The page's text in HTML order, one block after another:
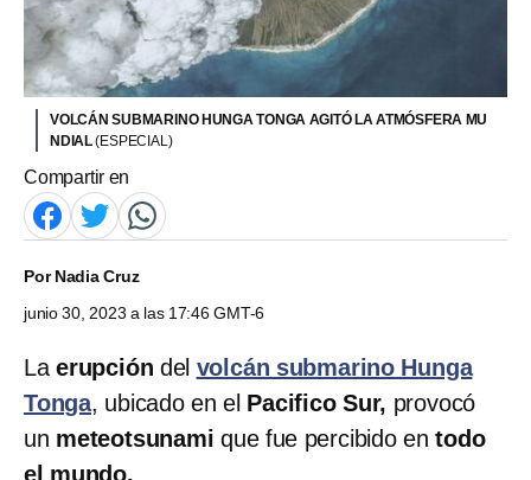
VOLCÁN SUBMARINO HUNGA TONGA AGITÓ LA ATMÓSFERA MU
NDIAL(ESPECIAL)
Compartir en
PorNadia Cruz
junio 30, 2023 a las 17:46 GMT-6
La erupción del volcán submarino Hunga
Tonga, ubicado en el Pacifico Sur, provocó
un meteotsunami que fue percibido entodo
el mundo.